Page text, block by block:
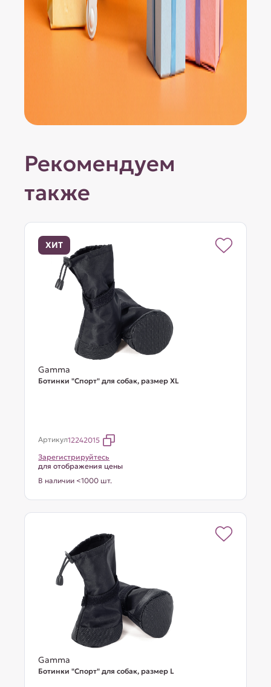
Рекомендуем
также
ХИТ
Gamma
Ботинки "Спорт" для собак, размер XL
Артикул12242015
Зарегистрируйтесь
для отображения цены
В наличии <1000 шт.
Gamma
Ботинки "Спорт" для собак, размер L